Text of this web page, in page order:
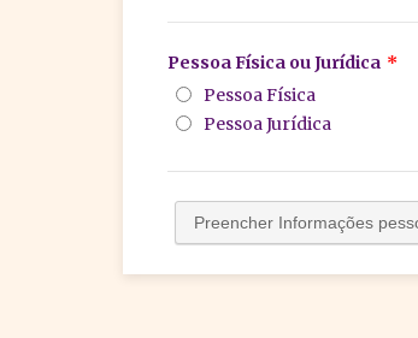
Pessoa Física ou Jurídica *
Pessoa Física
Pessoa Jurídica
Preencher Informações